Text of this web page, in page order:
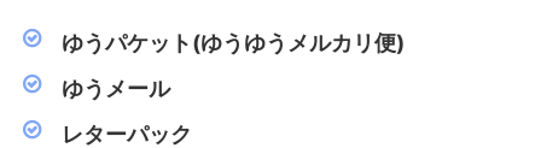
ゆうパケット(ゆうゆうメルカリ便)
ゆうメール
レターパック